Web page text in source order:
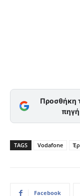
Προσθήκη
TAGS Vodafone
Facebook